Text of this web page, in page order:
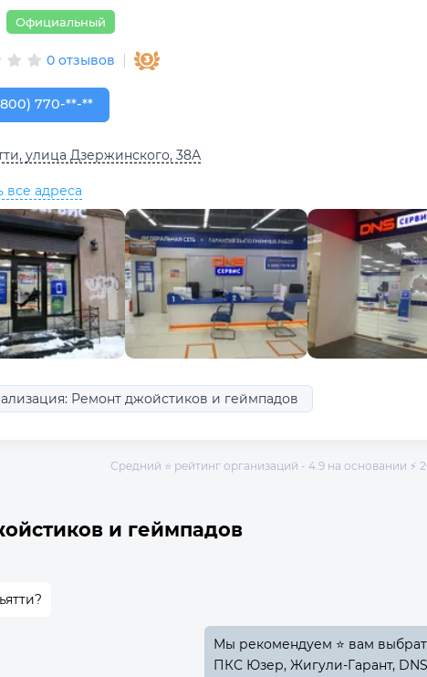
Официальный
0 отзывов
770-78-88
770-**-**
улица Дзержинского, 38А
все адреса
Ремонт джойстиков и геймпадов
Средний ⭐ рейтинг организаций - 4.9 на основании ⚡
и геймпадов
Мы рекомендуем ⭐ вам
ПКС Юзер, Жигули-Гарант,